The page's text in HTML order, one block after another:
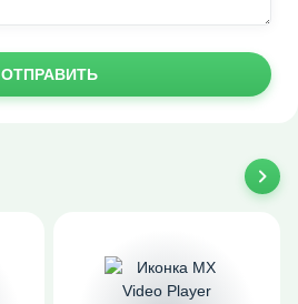
ОТПРАВИТЬ